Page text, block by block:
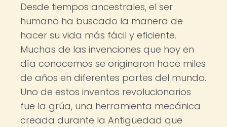
Desde tiempos ancestrales, el ser
humano ha buscado la manera de
hacer su vida más fácil y eficiente.
Muchas de las invenciones que hoy en
día conocemos se originaron hace miles
de años en diferentes partes del mundo.
Uno de estos inventos revolucionarios
fue la grúa, una herramienta mecánica
creada durante la Antigüedad que